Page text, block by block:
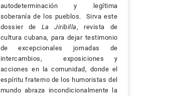
autodeterminación y legítima
soberanía de los pueblos. Sirva este
dossier de La Jiribilla, revista de
cultura cubana, para dejar testimonio
de excepcionales jornadas de
intercambios, exposiciones y
acciones en la comunidad, donde el
espíritu fraterno de los humoristas del
mundo abraza incondicionalmente la